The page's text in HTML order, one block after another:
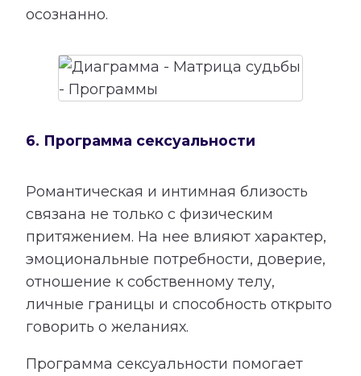
осознанно.
6. Программа сексуальности
Романтическая и интимная близость
связана не только с физическим
притяжением. На нее влияют характер,
эмоциональные потребности, доверие,
отношение к собственному телу,
личные границы и способность открыто
говорить о желаниях.
Программа сексуальности помогает